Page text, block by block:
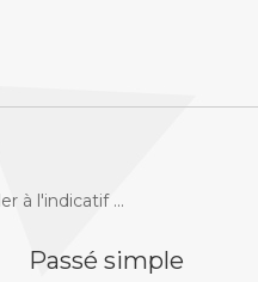
à l'indicatif ...
Passé simple